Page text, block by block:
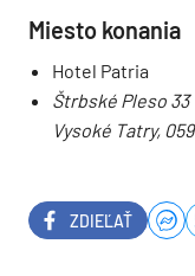
Miesto konania
Hotel Patria
Štrbské Pleso 33
Vysoké Tatry,
ZDIEĽAŤ